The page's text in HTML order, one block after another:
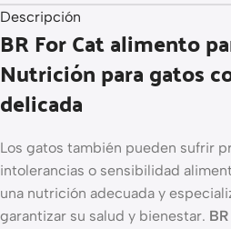
Descripción
BR For Cat alimento
Nutrición para gatos
delicada
Los gatos también pueden sufrir
intolerancias o sensibilidad
una nutrición adecuada y
garantizar su salud y bienestar.